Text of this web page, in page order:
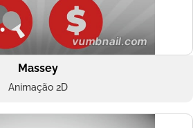
Massey
Animação 2D